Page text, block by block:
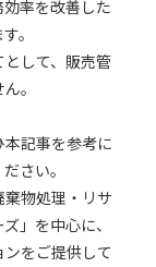
率を改善した
。
して、販売管
。
記事を参考に
さい。
物処理・リサ
ズ」を中心に、
をご提供して